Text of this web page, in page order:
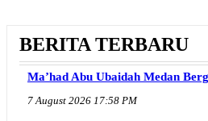
BERITA TERBARU
Ma’had Abu Ubaidah Medan
7 August 2026 17:58 PM